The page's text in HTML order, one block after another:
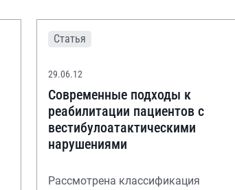
Статья
29.06.12
Современные подходы к
реабилитации пациентов с
вестибулоатактическими
нарушениями
Рассмотрена классификация